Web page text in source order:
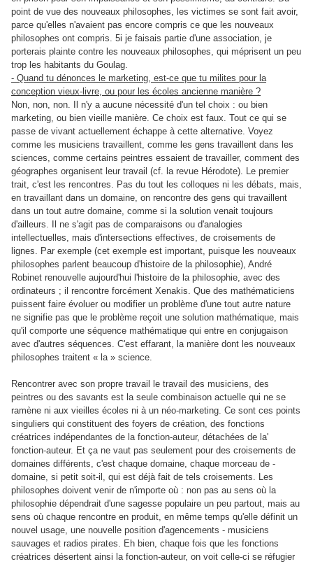
point de vue des nouveaux philosophes, les victimes se sont fait avoir,
parce qu'elles n'avaient pas encore compris ce que les nouveaux
philosophes ont compris. 5i je faisais partie d'une association, je
porterais plainte contre les nouveaux philosophes, qui méprisent un peu
trop les habitants du Goulag.
- Quand tu dénonces le marketing, est-ce que tu milites pour la
conception vieux-livre, ou pour les écoles ancienne manière ?
Non, non, non. Il n'y a aucune nécessité d'un tel choix : ou bien
marketing, ou bien vieille manière. Ce choix est faux. Tout ce qui se
passe de vivant actuellement échappe à cette alternative. Voyez
comme les musiciens travaillent, comme les gens travaillent dans les
sciences, comme certains peintres essaient de travailler, comment des
géographes organisent leur travail (cf. la revue Hérodote). Le premier
trait, c'est les rencontres. Pas du tout les colloques ni les débats, mais,
en travaillant dans un domaine, on rencontre des gens qui travaillent
dans un tout autre domaine, comme si la solution venait toujours
d'ailleurs. Il ne s'agit pas de comparaisons ou d'analogies
intellectuelles, mais d'intersections effectives, de croisements de
lignes. Par exemple (cet exemple est important, puisque les nouveaux
philosophes parlent beaucoup d'histoire de la philosophie), André
Robinet renouvelle aujourd'hui l'histoire de la philosophie, avec des
ordinateurs ; il rencontre forcément Xenakis. Que des mathématiciens
puissent faire évoluer ou modifier un problème d'une tout autre nature
ne signifie pas que le problème reçoit une solution mathématique, mais
qu'il comporte une séquence mathématique qui entre en conjugaison
avec d'autres séquences. C'est effarant, la manière dont les nouveaux
philosophes traitent « la » science.
Rencontrer avec son propre travail le travail des musiciens, des
peintres ou des savants est la seule combinaison actuelle qui ne se
ramène ni aux vieilles écoles ni à un néo-marketing. Ce sont ces points
singuliers qui constituent des foyers de création, des fonctions
créatrices indépendantes de la fonction-auteur, détachées de la'
fonction-auteur. Et ça ne vaut pas seulement pour des croisements de
domaines différents, c'est chaque domaine, chaque morceau de -
domaine, si petit soit-il, qui est déjà fait de tels croisements. Les
philosophes doivent venir de n'importe où : non pas au sens où la
philosophie dépendrait d'une sagesse populaire un peu partout, mais au
sens où chaque rencontre en produit, en même temps qu'elle définit un
nouvel usage, une nouvelle position d'agencements - musiciens
sauvages et radios pirates. Eh bien, chaque fois que les fonctions
créatrices désertent ainsi la fonction-auteur, on voit celle-ci se réfugier